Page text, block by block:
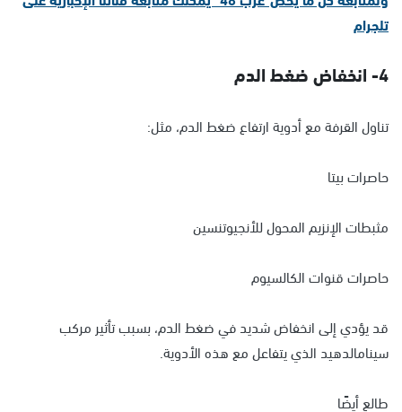
تلجرام
4- انخفاض ضغط الدم
تناول القرفة مع أدوية ارتفاع ضغط الدم، مثل:
حاصرات بيتا
مثبطات الإنزيم المحول للأنجيوتنسين
حاصرات قنوات الكالسيوم
قد يؤدي إلى انخفاض شديد في ضغط الدم، بسبب تأثير مركب
سينامالدهيد الذي يتفاعل مع هذه الأدوية.
طالع أيضًا